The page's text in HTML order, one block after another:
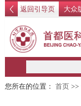
返回引导页 大众
您所在的位置： 首页 >>